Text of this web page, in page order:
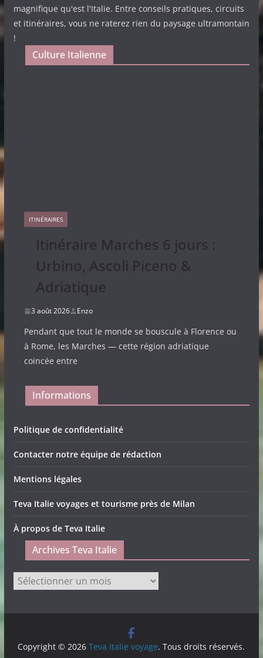
magnifique qu'est l'Italie. Entre conseils pratiques, circuits
et itinéraires, vous ne raterez rien du paysage ultramontain
!
Culture Italienne
ITINÉRAIRES
Itinéraire Marches 6 jours :
Urbino, Ascoli Piceno &
Adriatique
3 août 2026 Enzo
Pendant que tout le monde se bouscule à Florence ou
à Rome, les Marches — cette région adriatique
coincée entre
Informations
Politique de confidentialité
Contacter notre équipe de rédaction
Mentions légales
Teva Italie voyages et tourisme près de Milan
À propos de Teva Italie
Archives Teva Italie
Archives
Copyright © 2026Teva Italie voyage. Tous droits réservés.